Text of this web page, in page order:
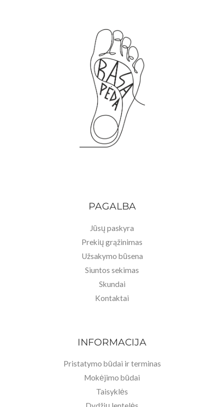
PAGALBA
Jūsų paskyra
Prekių grąžinimas
Užsakymo būsena
Siuntos sekimas
Skundai
Kontaktai
INFORMACIJA
Pristatymo būdai ir terminas
Mokėjimo būdai
Taisyklės